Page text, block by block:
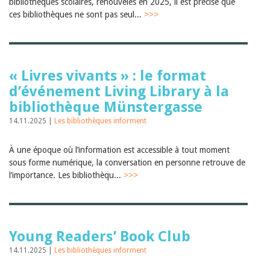
Javier Lopez
Aline Yeretzian
Markus Keel
Blaise Humbert-Droz
Sarah Jenni
Gabriela Hammel
Brigitte Burri
Tous les auteurs
Archives
Juillet 2026
Juin 2026
Mars 2026
Novembre 2025
Juin 2025
Mars 2025
ces bibliothèques ne sont pas seul... >>>
« Livres vivants » : le format
d’événement Living Library à la
bibliothèque Münstergasse
14.11.2025 | Les bibliothèques informent
À une époque où l’information est accessible à tout moment
sous forme numérique, la conversation en personne retrouve de
l’importance. Les bibliothèqu... >>>
Young Readers’ Book Club
14.11.2025 | Les bibliothèques informent